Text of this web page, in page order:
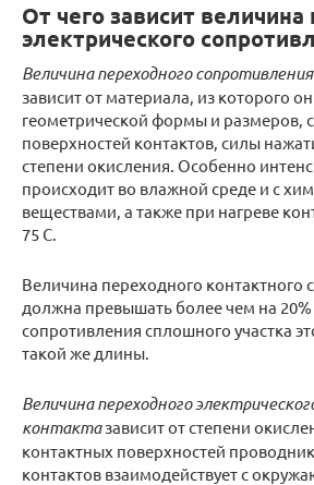
От чего зависит
электрического
Величина переходного
зависит от материала, из которого
геометрической формы и размеров,
поверхностей контактов, силы
степени окисления. Особенно
происходит во влажной среде и с
веществами, а также при нагреве
75 С.
Величина переходного контактного
должна превышать более чем на
сопротивления сплошного участка
такой же длины.
Величина переходного
контактазависит от степени
контактных поверхностей
контактов взаимодействует с